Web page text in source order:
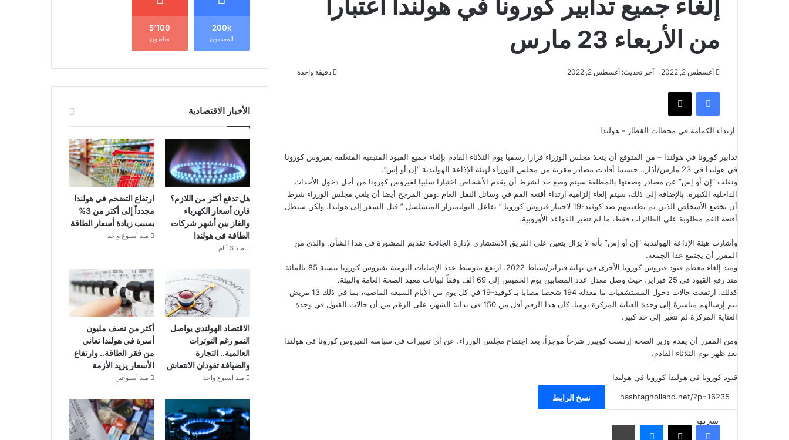
إلغاء جميع تدابير كورونا في هولندا اعتبارا
من الأربعاء 23 مارس
أغسطس 2, 2022 آخر تحديث: أغسطس 2, 2022 دقيقة واحدة
فيسبوك ‫X
ارتداء الكمامة في محطات القطار - هولندا
تدابير كورونا في هولندا – من المتوقع أن يتخذ مجلس الوزراء قرارا رسميا يوم الثلاثاء القادم بإلغاء جميع القيود المتبقية المتعلقة بفيروس كورونا
في هولندا في 23 مارس/أذار.، حسبما أفادت مصادر مقربة من مجلس الوزراء لهيئة الإذاعة الهولندية “إن أو إس”.
ونقلت “إن أو إس” عن مصادر وصفتها بالمطلعة سيتم وضع حد لشرط أن يقدم الأشخاص اختبارا سلبيا لفيروس كورونا من أجل دخول الأحداث
الداخلية الكبيرة. بالإضافة إلى ذلك، سيتم إلغاء إلزامية ارتداء أقنعة الفم في وسائل النقل العام .ومن المرجح أيضا أن يلغي مجلس الوزراء شرط
أن يخضع الأشخاص الذين تم تطعيمهم ضد كوفيد-19 لاختبار فيروس كورونا ” تفاعل البوليميراز المتسلسل ” قبل السفر إلى هولندا. ولكن ستظل
أقنعة الفم مطلوبة على الطائرات فقط، ما لم تتغير القواعد الأوروبية.
وأشارت هيئة الإذاعة الهولندية “إن أو إس” بأنه لا يزال يتعين على الفريق الاستشاري لإدارة الجائحة تقديم المشورة في هذا الشأن. والذي من
المقرر أن يجتمع غدا الجمعة.
ومنذ إلغاء معظم قيود فيروس كورونا الأخرى في نهاية فبراير/شباط 2022، ارتفع متوسط ​​عدد الإصابات اليومية بفيروس كورونا بنسبة 85 بالمائة
منذ رفع القيود في 25 فبراير، حيث وصل معدل عدد المصابين يوم الخميس إلى 69 ألف وفقاً لبيانات معهد الصحة العامة والبيئة.
كذلك، ارتفعت حالات دخول المستشفيات ما معدله 194 شخصا مصابا بـ كوفيد-19 في كل يوم من الأيام السبعة الماضية، بما في ذلك 13 مريض
يتم إرسالهم مباشرةً إلى وحدة العناية المركزة يوميا. كان هذا الرقم أقل من 150 في بداية الشهر، على الرغم من أن حالات القبول في وحدة
العناية المركزة لم تتغير إلى حد كبير.
ومن المقرر أن يقدم وزير الصحة إرنست كويبرز شرحاً موجزاً، ​​بعد اجتماع مجلس الوزراء، عن أي تغييرات في سياسة الفيروس كورونا في هولندا
بعد ظهر يوم الثلاثاء القادم.
قيود كورونا في هولندا كورونا في هولندا
نسخ الرابط
شاركهافيسبوك ‫X ماسنجر مشاركة عبر البريد
200k
المعجبون
5٬100
متابعون
الأخبار الاقتصادية
هل تدفع أكثر من اللازم؟
قارن أسعار الكهرباء
والغاز بين أشهر شركات
الطاقة في هولندا
منذ 3 أيام
ارتفاع التضخم في هولندا
مجدداً إلى أكثر من 3%
بسبب زيادة أسعار الطاقة
منذ أسبوع واحد
الاقتصاد الهولندي يواصل
النمو رغم التوترات
العالمية.. التجارة
والضيافة تقودان الانتعاش
منذ أسبوع واحد
أكثر من نصف مليون
أسرة في هولندا تعاني
من فقر الطاقة.. وارتفاع
الأسعار يزيد الأزمة
منذ أسبوعين